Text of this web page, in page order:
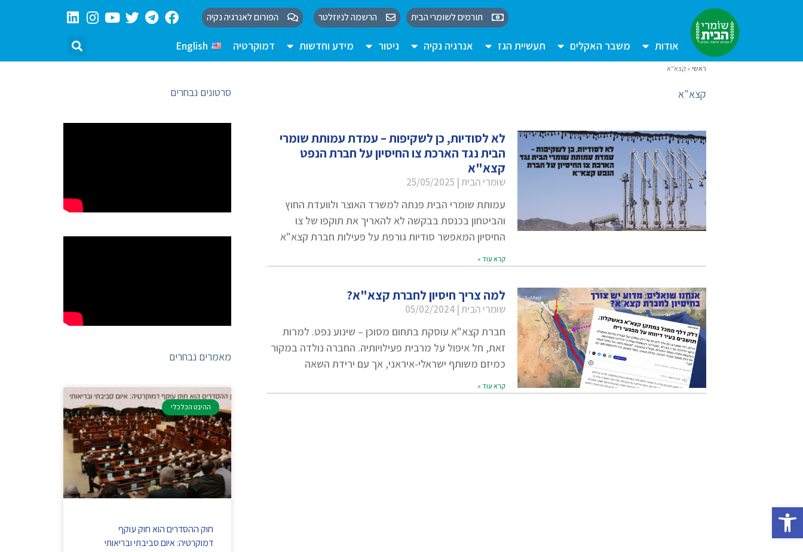
פתח סרגל נגישות
תורמים לשומרי הבית הרשמה לניוזלטר הפורום לאנרגיה נקיה
אודות משבר האקלים תעשיית הגז אנרגיה נקיה ניטור מידע וחדשות דמוקרטיה English
ראשי » קצא"א
קצא"א
לא לסודיות, כן לשקיפות – עמדת עמותת שומרי
הבית נגד הארכת צו החיסיון על חברת הנפט
קצא"א
שומרי הבית
עמותת שומרי הבית פנתה למשרד האוצר ולוועדת החוץ
והביטחון בכנסת בבקשה לא להאריך את תוקפו של צו
החיסיון המאפשר סודיות גורפת על פעילות חברת קצא"א
קרא עוד »
למה צריך חיסיון לחברת קצא"א?
שומרי הבית 05/02/2024
חברת קצא"א עוסקת בתחום מסוכן – שינוע נפט. למרות
זאת, חל איפול על מרבית פעילויותיה. החברה נולדה במקור
כמיזם משותף ישראלי-איראני, אך עם ירידת השאה
קרא עוד »
סרטונים נבחרים
מאמרים נבחרים
ההיבט הכלכלי
חוק ההסדרים הוא חוק עוקף
דמוקרטיה: איום סביבתי ובריאותי